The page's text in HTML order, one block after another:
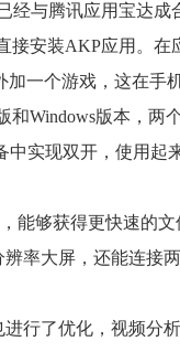
与腾讯应用宝达
接安装AKP应用。
一个游戏，这在手
Windows版本，两
实现双开，使用起
能够获得更快速的
率大屏，还能连接
进行了优化，视频分